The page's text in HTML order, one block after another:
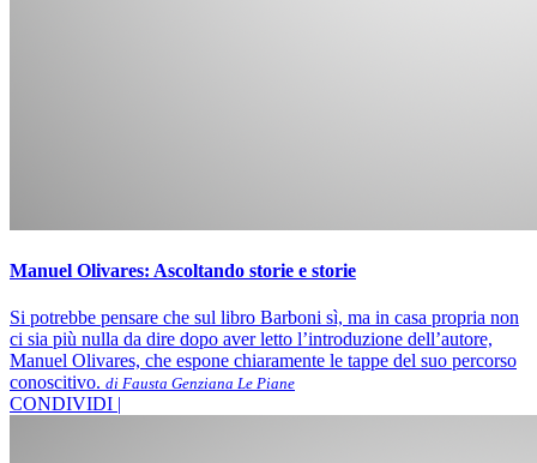
Manuel Olivares: Ascoltando storie e storie
Si potrebbe pensare che sul libro Barboni sì, ma in casa propria non
ci sia più nulla da dire dopo aver letto l’introduzione dell’autore,
Manuel Olivares, che espone chiaramente le tappe del suo percorso
conoscitivo. di Fausta Genziana Le Piane
CONDIVIDI |